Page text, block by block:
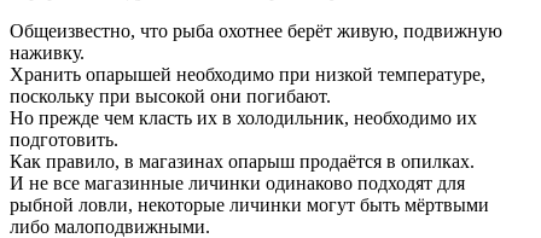
Общеизвестно, что рыба охотнее берёт живую, подвижную
наживку.
Хранить опарышей необходимо при низкой температуре,
поскольку при высокой они погибают.
Но прежде чем класть их в холодильник, необходимо их
подготовить.
Как правило, в магазинах опарыш продаётся в опилках.
И не все магазинные личинки одинаково подходят для
рыбной ловли, некоторые личинки могут быть мёртвыми
либо малоподвижными.